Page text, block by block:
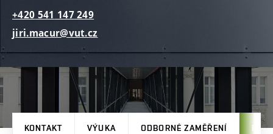
+420 541 147249
jiri.macur@vut.cz
KONTAKT VÝUKA ODBORNÉ ZAMĚŘENÍ